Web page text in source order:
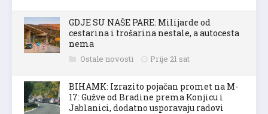
GDJE SU NAŠE PARE: Milijarde od
cestarina i trošarina nestale, a autocesta
nema
Ostale novosti Prije 21 sat
BIHAMK: Izrazito pojačan promet na M-
17: Gužve od Bradine prema Konjicu i
Jablanici, dodatno usporavaju radovi